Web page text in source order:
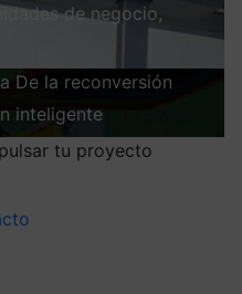
de negocio,
De la reconversión
inteligente
tu proyecto